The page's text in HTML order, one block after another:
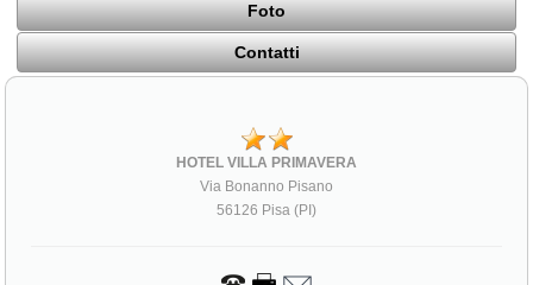
Foto
Contatti
HOTEL VILLA PRIMAVERA
Via Bonanno Pisano
56126 Pisa (PI)